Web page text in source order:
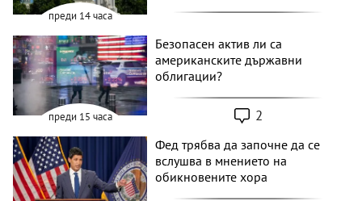
преди 14 часа
преди 15 часа
Безопасен актив ли са
американските държавни
облигации?
2
Фед трябва да започне да се
вслушва в мнението на
обикновените хора